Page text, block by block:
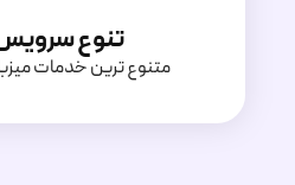
تنوع
متنوع ترین خدمات